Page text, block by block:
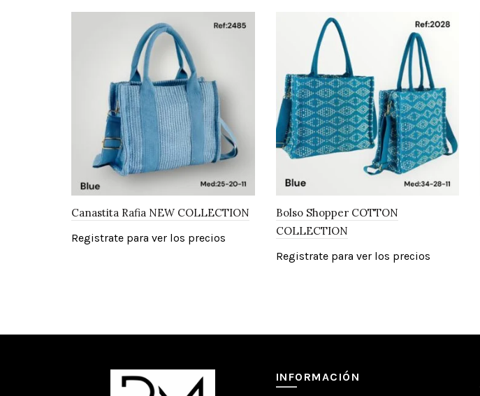
Canastita Rafia NEW COLLECTION
Registrate para ver los precios
Bolso Shopper COTTON
COLLECTION
Registrate para ver los precios
INFORMACIÓN